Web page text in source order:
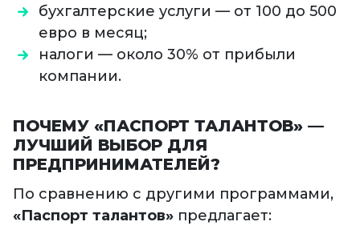
бухгалтерские услуги — от 100 до 500
евро в месяц;
налоги — около 30% от прибыли
компании.
ПОЧЕМУ «ПАСПОРТ ТАЛАНТОВ» —
ЛУЧШИЙ ВЫБОР ДЛЯ
ПРЕДПРИНИМАТЕЛЕЙ?
По сравнению с другими программами,
«Паспорт талантов» предлагает: